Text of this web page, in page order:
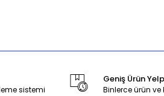
sistemi
Geniş Ürün
Binlerce ürün